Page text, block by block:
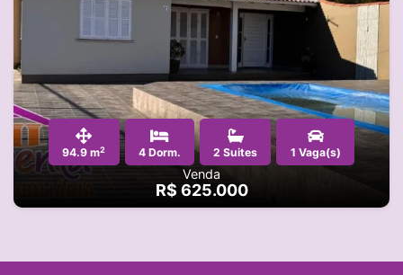
94.9 m2 4 Dorm. 2 Suites 1 Vaga(s)
Venda
R$ 625.000